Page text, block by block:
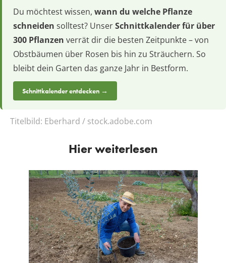
Du möchtest wissen, wann du welche Pflanze
schneiden solltest? UnserSchnittkalender für über
300 Pflanzen verrät dir die besten Zeitpunkte – von
Obstbäumen über Rosen bis hin zu Sträuchern. So
bleibt dein Garten das ganze Jahr in Bestform.
Schnittkalender entdecken →
Titelbild: Eberhard / stock.adobe.com
Hier weiterlesen